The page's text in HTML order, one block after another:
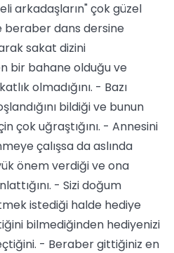
arkadaşların" çok güzel
beraber dans dersine
sakat dizini
bir bahane olduğu ve
olmadığını. - Bazı
bildiği ve bunun
çok uğraştığını. - Annesini
çalışsa da aslında
önem verdiği ve ona
- Sizi doğum
istediği halde hediye
bilmediğinden hediyenizi
- Beraber gittiğiniz en